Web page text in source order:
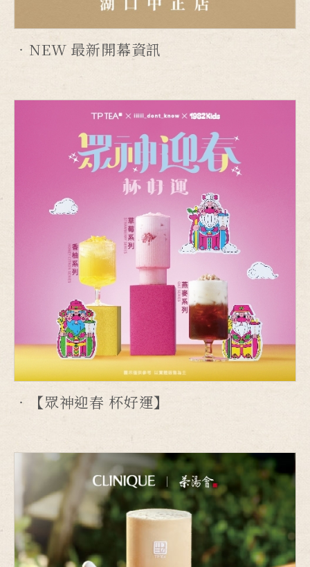
NEW 最新開幕資訊
【眾神迎春 杯好運】